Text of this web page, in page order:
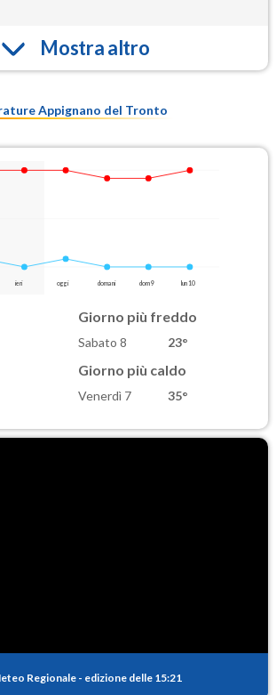
Mostra altro
Appignano del Tronto
ieri oggi domani dom 9 lun 10
Giorno più freddo
Sabato 8 23°
Giorno più caldo
Venerdì 7 35°
Regionale - edizione delle 15:21